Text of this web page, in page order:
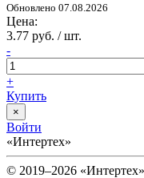
Обновлено 07.08.2026
Цена:
3.77 руб. / шт.
-
+
Купить
×
Войти
«Интертех»
© 2019–2026